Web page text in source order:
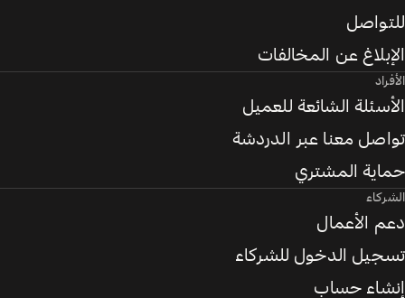
للتواصل
الإبلاغ عن المخالفات
الأفراد
الأسئلة الشائعة للعميل
تواصل معنا عبر الدردشة
حماية المشتري
الشركاء
دعم الأعمال
تسجيل الدخول للشركاء
إنشاء حساب